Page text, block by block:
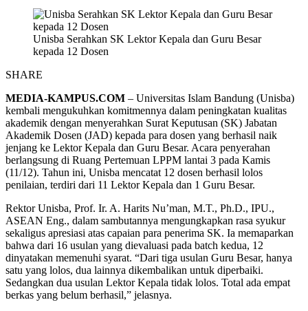
Unisba Serahkan SK Lektor Kepala dan Guru Besar
kepada 12 Dosen
SHARE
MEDIA-KAMPUS.COM – Universitas Islam Bandung (Unisba)
kembali mengukuhkan komitmennya dalam peningkatan kualitas
akademik dengan menyerahkan Surat Keputusan (SK) Jabatan
Akademik Dosen (JAD) kepada para dosen yang berhasil naik
jenjang ke Lektor Kepala dan Guru Besar. Acara penyerahan
berlangsung di Ruang Pertemuan LPPM lantai 3 pada Kamis
(11/12). Tahun ini, Unisba mencatat 12 dosen berhasil lolos
penilaian, terdiri dari 11 Lektor Kepala dan 1 Guru Besar.
Rektor Unisba, Prof. Ir. A. Harits Nu’man, M.T., Ph.D., IPU.,
ASEAN Eng., dalam sambutannya mengungkapkan rasa syukur
sekaligus apresiasi atas capaian para penerima SK. Ia memaparkan
bahwa dari 16 usulan yang dievaluasi pada batch kedua, 12
dinyatakan memenuhi syarat. “Dari tiga usulan Guru Besar, hanya
satu yang lolos, dua lainnya dikembalikan untuk diperbaiki.
Sedangkan dua usulan Lektor Kepala tidak lolos. Total ada empat
berkas yang belum berhasil,” jelasnya.